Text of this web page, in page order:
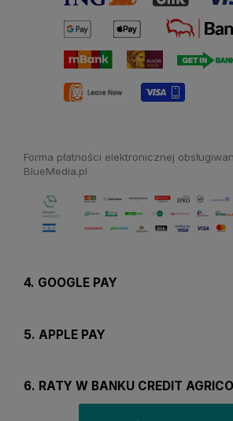
Forma płatności elektronicznej
BlueMedia.pl
4. GOOGLE PAY
5. APPLE PAY
6. RATY W BANKU CREDIT